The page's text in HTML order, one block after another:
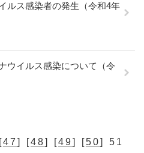
ルス感染者の発生（令和4年
ウイルス感染について（令
47] [48] [49] [50] 51